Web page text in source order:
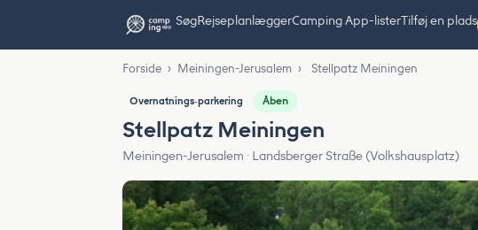
SøgRejseplanlæggerCamping App-listerTilføj en plads
Forside › Meiningen-Jerusalem › Stellpatz Meiningen
Overnatnings‑parkering Åben
Stellpatz Meiningen
Meiningen-Jerusalem · Landsberger Straße (Volkshausplatz)